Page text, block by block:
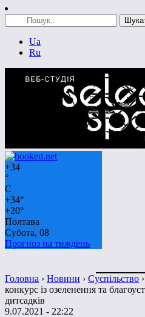
Ua
Ru
+34
°
C
+34°
+20°
Полтава
Субота, 08
Прогноз на тиждень
Головна › Новини › Суспільство ›
конкурс із озеленення та
дитсадків
9.07.2021 - 22:22